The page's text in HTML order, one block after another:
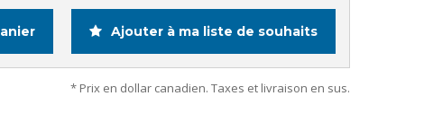
Ajouter à ma liste de souhaits
* Prix en dollar canadien. Taxes et livraison en sus.